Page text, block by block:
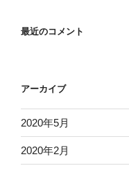
最近のコメント
アーカイブ
2020年5月
2020年2月